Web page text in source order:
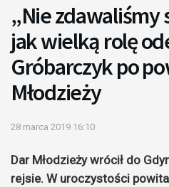
„Nie zdawaliśmy
jak wielką rolę
Gróbarczyk po
Młodzieży
28 marca 2019 16:10
Dar Młodzieży wrócił do
rejsie. W uroczystości